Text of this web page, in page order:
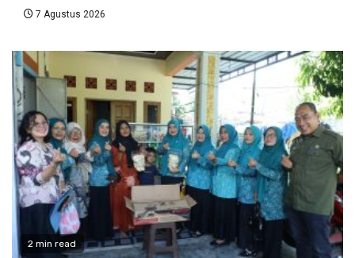
7 Agustus 2026
2 min read